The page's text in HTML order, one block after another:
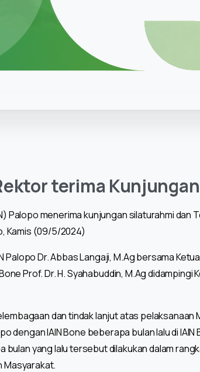
terima Kunjungan
Palopo menerima kunjungan silaturahmi dan
Kamis (09/5/2024)
Dr. Abbas Langaji, M.Ag bersama Ketua
Prof. Dr. H. Syahabuddin, M.Ag didampingi
dan tindak lanjut atas pelaksanaan
dengan IAIN Bone beberapa bulan lalu di IAIN
yang lalu tersebut dilakukan dalam
Masyarakat.